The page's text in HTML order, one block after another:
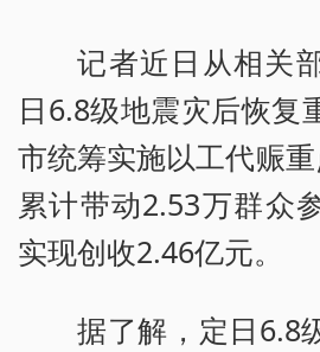
记者近日从相关
日6.8级地震灾后恢复
市统筹实施以工代赈重
累计带动2.53万群众
实现创收2.46亿元。
据了解，定日6.8